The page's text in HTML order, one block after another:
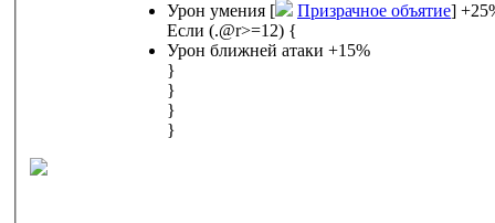
Урон умения [
Призрачное объятие ]
Если (.@r>=12) {
Урон ближней атаки +15%
}
}
}
}